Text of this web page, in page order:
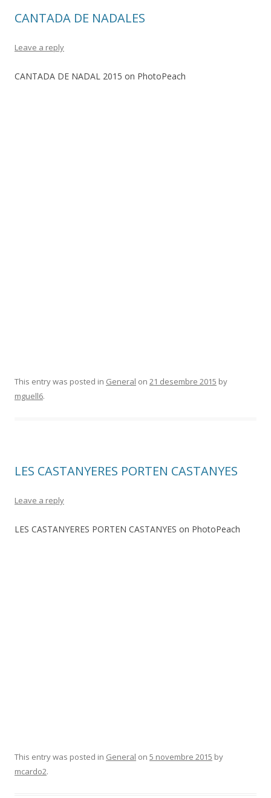
CANTADA DE NADALES
Leave a reply
CANTADA DE NADAL 2015 on PhotoPeach
This entry was posted in General on 21 desembre 2015 by
mguell6.
LES CASTANYERES PORTEN CASTANYES
Leave a reply
LES CASTANYERES PORTEN CASTANYES on PhotoPeach
This entry was posted in General on 5 novembre 2015 by
mcardo2.